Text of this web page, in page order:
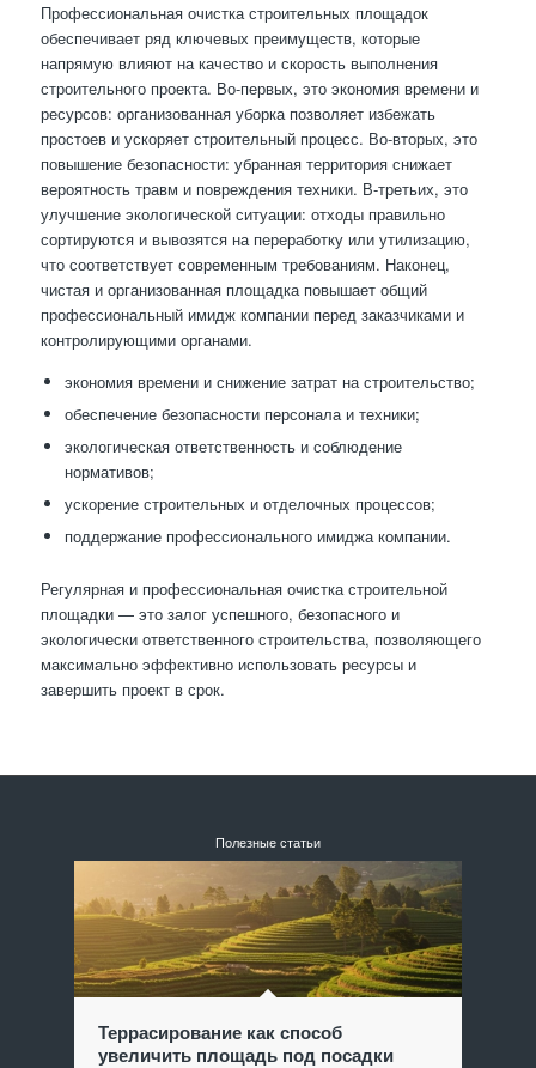
Профессиональная очистка строительных площадок
обеспечивает ряд ключевых преимуществ, которые
напрямую влияют на качество и скорость выполнения
строительного проекта. Во-первых, это экономия времени и
ресурсов: организованная уборка позволяет избежать
простоев и ускоряет строительный процесс. Во-вторых, это
повышение безопасности: убранная территория снижает
вероятность травм и повреждения техники. В-третьих, это
улучшение экологической ситуации: отходы правильно
сортируются и вывозятся на переработку или утилизацию,
что соответствует современным требованиям. Наконец,
чистая и организованная площадка повышает общий
профессиональный имидж компании перед заказчиками и
контролирующими органами.
экономия времени и снижение затрат на строительство;
обеспечение безопасности персонала и техники;
экологическая ответственность и соблюдение
нормативов;
ускорение строительных и отделочных процессов;
поддержание профессионального имиджа компании.
Регулярная и профессиональная очистка строительной
площадки — это залог успешного, безопасного и
экологически ответственного строительства, позволяющего
максимально эффективно использовать ресурсы и
завершить проект в срок.
Полезные статьи
Террасирование как способ
увеличить площадь под посадки